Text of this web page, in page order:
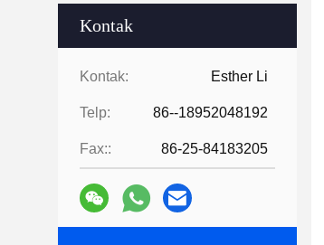
Kontak
Kontak: Esther Li
Telp: 86--18952048192
Fax:: 86-25-84183205